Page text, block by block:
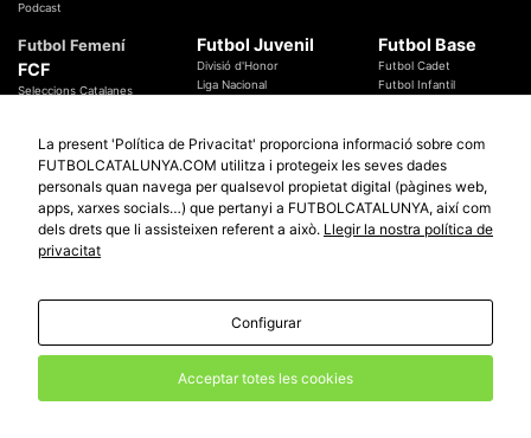
Podcast
Futbol Femení
FCF
Seleccions Catalanes
Temes Federatius
Futbol Juvenil
Divisió d'Honor
Liga Nacional
Futbol Base
Futbol Cadet
Futbol Infantil
Futbol Catalunya
Promocions
Sortejos
Participació
Especials
Copa Catalunya Absoluta 2019
Copa del Rei 2019 - 2020
© 2010 - 2026FutbolCatalunya.com
redaccio@futbolcatalunya.com
La present 'Política de Privacitat' proporciona informació sobre com
FUTBOLCATALUNYA.COM utilitza i protegeix les seves dades
personals quan navega per qualsevol propietat digital (pàgines web,
apps, xarxes socials…) que pertanyi a FUTBOLCATALUNYA, així com
dels drets que li assisteixen referent a això. Llegir la nostra política de
privacitat
Configurar
Acceptar totes les cookies